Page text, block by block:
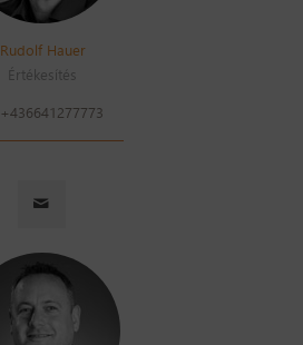
Rudolf Hauer
Értékesítés
+436641277773